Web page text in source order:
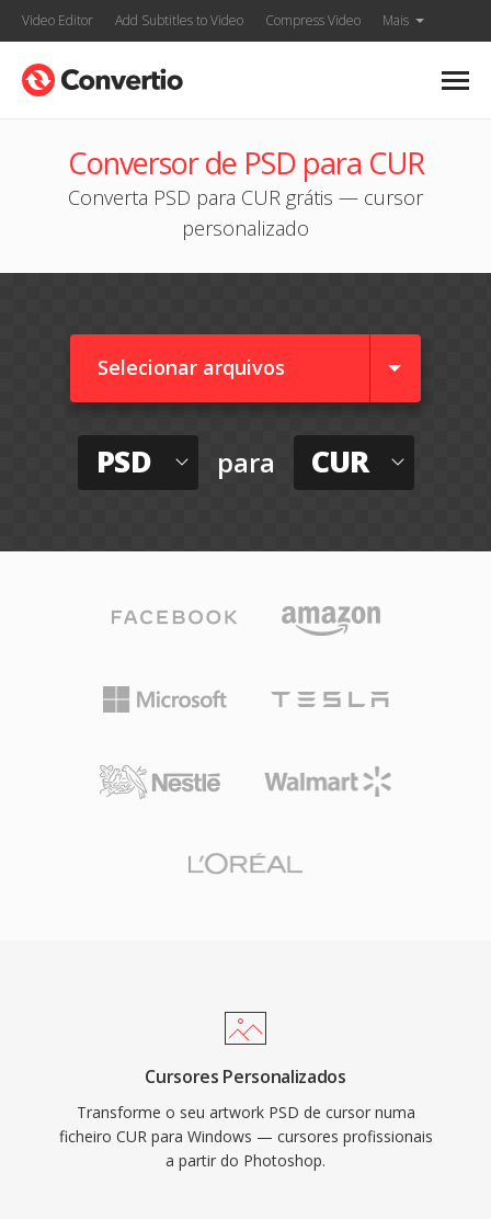
Video Editor Add Subtitles to Video Compress Video Mais
Conversor de PSD para CUR
Converta PSD para CUR grátis — cursor
personalizado
Selecionar arquivos
PSD para CUR
Cursores Personalizados
Transforme o seu artwork PSD de cursor numa
ficheiro CUR para Windows — cursores profissionais
a partir do Photoshop.